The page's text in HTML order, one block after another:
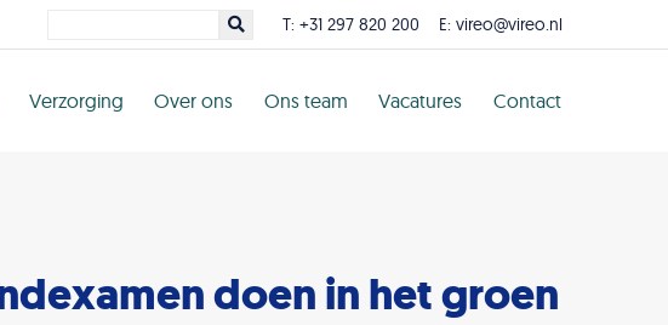
T: +31 297 820 200 E: vireo@vireo.nl
Verzorging Over ons Ons team Vacatures Contact
doen in het groen